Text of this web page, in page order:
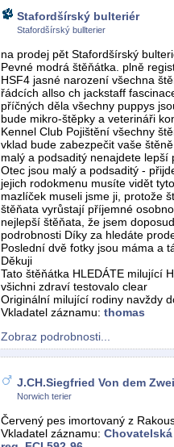
Stafordšírský bulteriér
Stafordšírský bullterier
na prodej pět Stafordšírský
Pevné modrá štěňátka. plně
HSF4 jasné narození všechna
řádcích allso ch jackstaff
příčných děla všechny puppys
bude mikro-štěpky a veterináři
Kennel Club Pojištění všechny
vklad bude zabezpečit vaše
malý a podsaditý nenajdete
Otec jsou malý a podsaditý -
jejich rodokmenu musíte vidět
mazlíček museli jsme ji, protože
štěňata vyrůstají příjemné
nejlepší štěňata, že jsem
podrobnosti Díky za hledáte
Poslední dvě fotky jsou máma a
Děkuji
Tato štěňátka HLEDÁTE milující
všichni zdraví testovalo clear
Originální milující rodiny navždy
Vkladatel záznamu: thomas
Zobraz podrobnosti...
J.CH.Siegfried Von dem
Norwich terier
Červený pes imortovaný z
Vkladatel záznamu: Chovatelská